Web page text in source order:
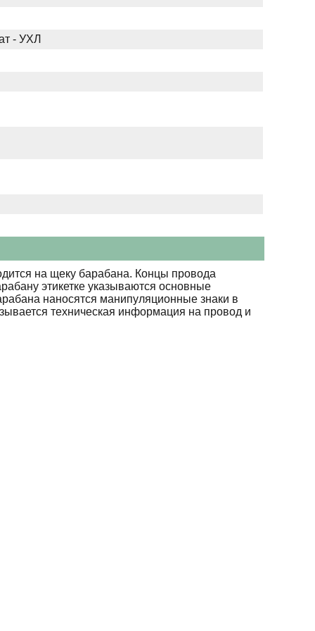
- УХЛ
на щеку барабана. Концы провода
этикетке указываются основные
наносятся манипуляционные знаки в
техническая информация на провод и